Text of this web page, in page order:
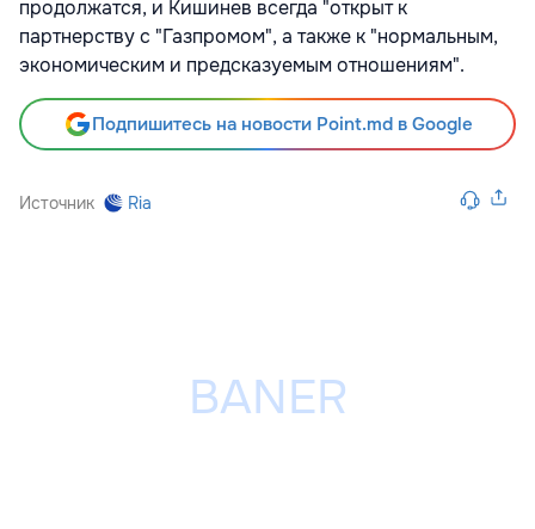
продолжатся, и Кишинев всегда "открыт к
партнерству с "Газпромом", а также к "нормальным,
экономическим и предсказуемым отношениям".
Подпишитесь на новости Point.md в Google
Источник Ria